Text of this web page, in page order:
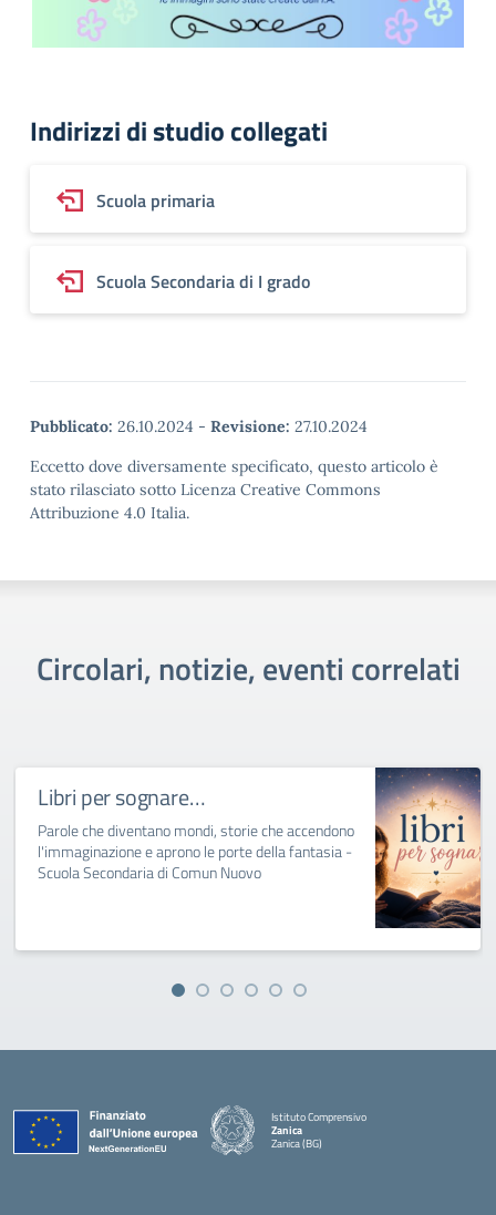
Indirizzi di studio collegati
Scuola primaria
Scuola Secondaria di I grado
Pubblicato: 26.10.2024 - Revisione: 27.10.2024
Eccetto dove diversamente specificato, questo articolo è
stato rilasciato sotto Licenza Creative Commons
Attribuzione 4.0 Italia.
Circolari, notizie, eventi correlati
Libri per sognare…
Parole che diventano mondi, storie che accendono
l'immaginazione e aprono le porte della fantasia -
Scuola Secondaria di Comun Nuovo
Istituto Comprensivo
Zanica
Zanica (BG)